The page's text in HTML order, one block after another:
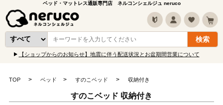
ベッド・マットレス通販専門店 ネルコンシェルジュ neruco
【ショップからのお知らせ】地震に伴う配送状況とお盆期間営業について
TOP ベッド すのこベッド 収納付き
すのこベッド 収納付き